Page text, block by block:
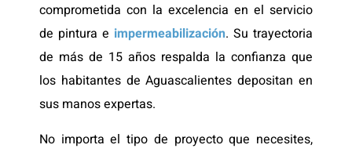
comprometida con la excelencia en el servicio
de pintura e impermeabilización. Su trayectoria
de más de 15 años respalda la confianza que
los habitantes de Aguascalientes depositan en
sus manos expertas.
No importa el tipo de proyecto que necesites,